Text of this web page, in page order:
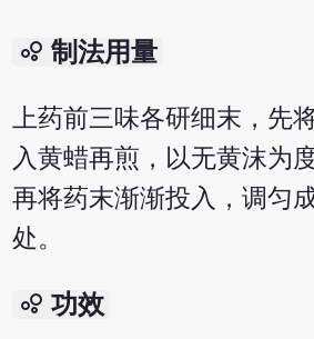
bubble_chart 制法用量
上药前三味各研细末，先
入黄蜡再煎，以无黄沫为
再将药末渐渐投入，调匀
处。
bubble_chart 功效